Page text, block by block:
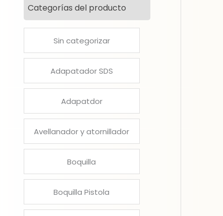
Categorías del producto
Sin categorizar
Adapatador SDS
Adapatdor
Avellanador y atornillador
Boquilla
Boquilla Pistola